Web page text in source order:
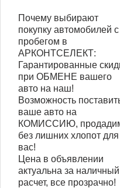
Почему выбирают
покупку автомобилей с
пробегом в
АРКОНТСЕЛЕКТ:
Гарантированные
при ОБМЕНЕ вашего
авто на наш!
Возможность
ваше авто на
КОМИССИЮ,
без лишних хлопот для
вас!
Цена в объявлении
актуальна за наличный
расчет, все прозрачно!